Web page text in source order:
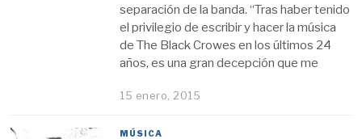
separación de la banda. “Tras haber tenido
el privilegio de escribir y hacer la música
de The Black Crowes en los últimos 24
años, es una gran decepción que me
15 enero, 2015
MÚSICA